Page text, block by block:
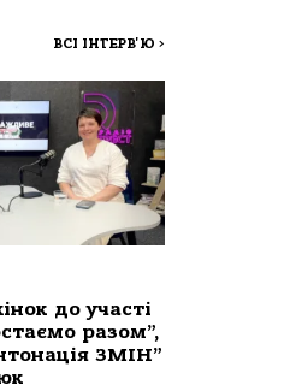
ВСІ ІНТЕРВ'Ю >
до участі
разом”,
ЗМІН”